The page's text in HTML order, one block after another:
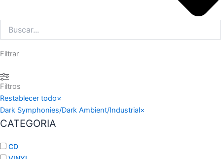
Filtrar
Filtros
Restablecer todo×
Dark Symphonies/Dark Ambient/Industrial×
CATEGORIA
CD